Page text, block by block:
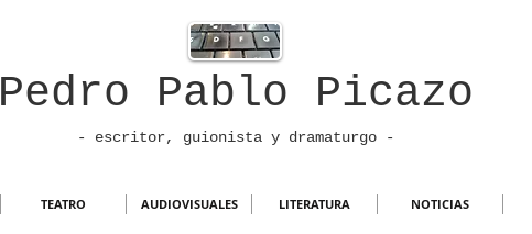
Pedro Pablo Picazo
- escritor, guionista y dramaturgo -
TEATRO AUDIOVISUALES LITERATURA NOTICIAS